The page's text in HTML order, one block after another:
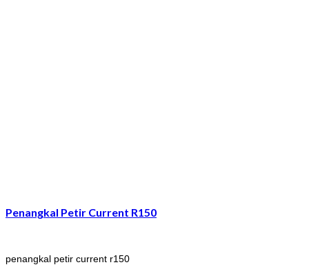
Penangkal Petir Current R150
penangkal petir current r150